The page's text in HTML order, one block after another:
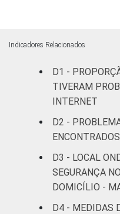
FAIXA
ETÁRIA
Indicadores Relacionados
D1 -
TIVERAM
INTERNET
D2 -
D3 - LOCAL
SEGURANÇA
DOMICÍLIO -
D4 - MEDIDAS